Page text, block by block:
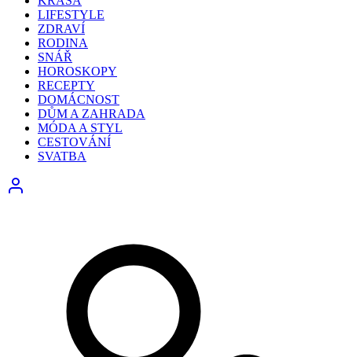
LIFESTYLE
ZDRAVÍ
RODINA
SNÁŘ
HOROSKOPY
RECEPTY
DOMÁCNOST
DŮM A ZAHRADA
MÓDA A STYL
CESTOVÁNÍ
SVATBA